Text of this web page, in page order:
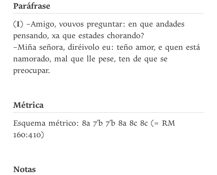
Paráfrase
(I) –Amigo, vouvos preguntar: en que andades
pensando, xa que estades chorando?
–Miña señora, diréivolo eu: teño amor, e quen está
namorado, mal que lle pese, ten de que se
preocupar.
Métrica
Esquema métrico: 8a 7’b 7’b 8a 8c 8c (= RM
160:410)
Notas